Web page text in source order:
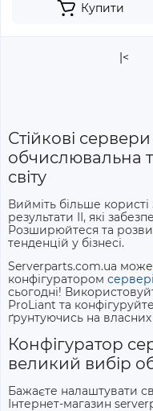
Купити
|<
Стійкові сервери
обчислювальна
світу
Вийміть більше користі
результати ІІ, які
Розширюйтеся та
тенденцій у бізнесі.
Serverparts.com.ua
конфігуратором
сьогодні!
ProLiant та
ґрунтуючись на
Конфігуратор
великий вибір
Бажаєте налаштувати
Інтернет-магазин